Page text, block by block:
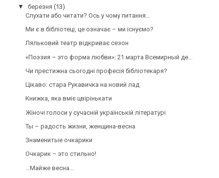
▼
березня (13)
Слухати або читати? Ось у чому питання…
Ми є в бібліотеці, це означає – ми існуємо?
Ляльковий театр відкриває сезон
«Поэзия – это форма любви»: 21 марта Всемирный де...
Чи престижна сьогодні професія бібліотекаря?
Цікаво: стара Рукавичка на новий лад
Книжка, яка вміє цвірінькати
Жіночі голоси у сучасній українській літературі
Ты – радость жизни, женщина-весна
Знаменитые очкарики
Очкарик – это стильно!
...Майже весна...